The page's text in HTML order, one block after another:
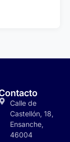
Calle de
Castellón, 18,
Ensanche,
46004